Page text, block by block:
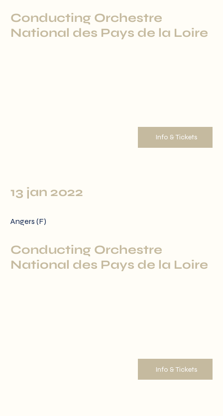
Conducting Orchestre
National des Pays de la Loire
Info & Tickets
13 jan 2022
Angers (F)
Conducting Orchestre
National des Pays de la Loire
Info & Tickets